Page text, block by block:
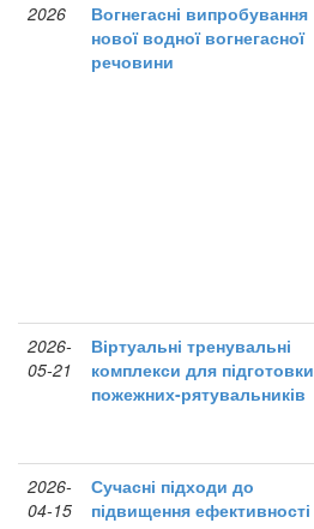
2026
Вогнегасні випробування
нової водної вогнегасної
речовини
2026-
05-21
Віртуальні тренувальні
комплекси для підготовки
пожежних-рятувальників
2026-
04-15
Сучасні підходи до
підвищення ефективності